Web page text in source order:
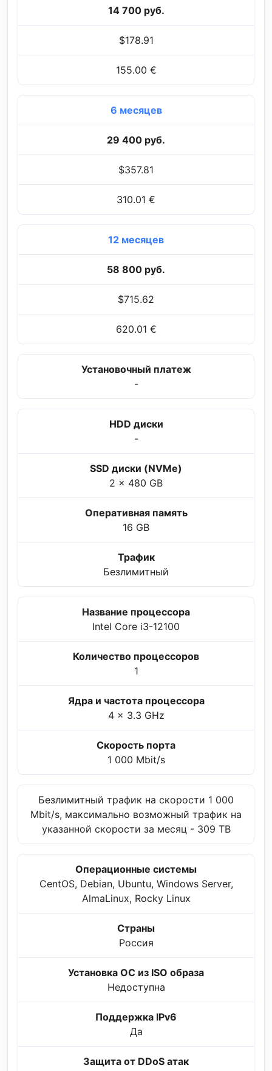
14 700 руб.
$178.91
155.00 €
6 месяцев
29 400 руб.
$357.81
310.01 €
12 месяцев
58 800 руб.
$715.62
620.01 €
Установочный платеж
-
HDD диски
-
SSD диски (NVMe)
2 x 480 GB
Оперативная память
16 GB
Трафик
Безлимитный
Название процессора
Intel Core i3-12100
Количество процессоров
1
Ядра и частота процессора
4 x 3.3 GHz
Скорость порта
1 000 Mbit/s
Безлимитный трафик на скорости 1 000
Mbit/s, максимально возможный трафик на
указанной скорости за месяц - 309 TB
Операционные системы
CentOS, Debian, Ubuntu, Windows Server,
AlmaLinux, Rocky Linux
Страны
Россия
Установка ОС из ISO образа
Недоступна
Поддержка IPv6
Да
Защита от DDoS атак